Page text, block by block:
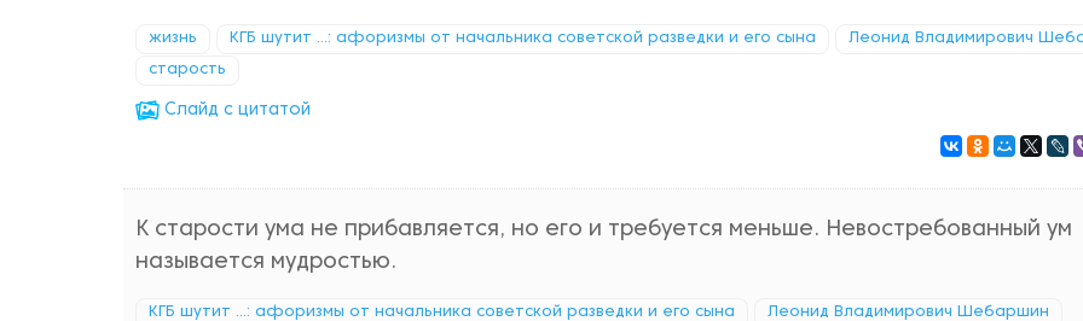
жизнь КГБ шутит ...: афоризмы от начальника советской разведки и его сына Леонид Владимирович
старость
Cлайд с цитатой
К старости ума не прибавляется, но его и требуется меньше. Невостребованный ум
называется мудростью.
КГБ шутит ...: афоризмы от начальника советской разведки и его сына Леонид Владимирович Шебаршин